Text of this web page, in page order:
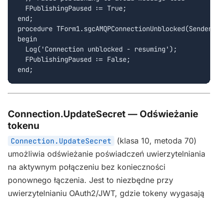
  FPublishingPaused := True;
end;
procedure
begin
  Log('Connection unblocked - resuming');
  FPublishingPaused := False;
end;
Connection.UpdateSecret — Odświeżanie
tokenu
Connection.UpdateSecret
(klasa 10, metoda 70)
umożliwia odświeżanie poświadczeń uwierzytelniania
na aktywnym połączeniu bez konieczności
ponownego łączenia. Jest to niezbędne przy
uwierzytelnianiu OAuth2/JWT, gdzie tokeny wygasają